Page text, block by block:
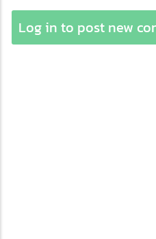
Log in to post new